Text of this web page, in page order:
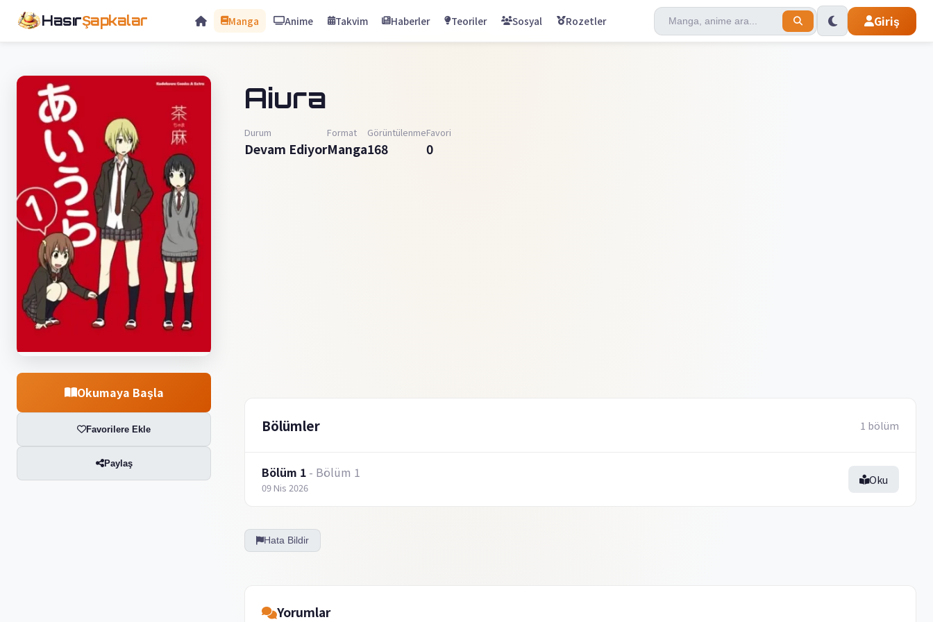
HasırŞapkalar Manga Anime Takvim Haberler Teoriler Sosyal Rozetler Giriş
Okumaya Başla
Favorilere Ekle
Paylaş
Aiura
Durum
Devam Ediyor
Format
Manga
Görüntülenme
168
Favori
0
Bölümler 1 bölüm
Bölüm 1 - Bölüm 1
09 Nis 2026
Oku
Hata Bildir
Yorumlar